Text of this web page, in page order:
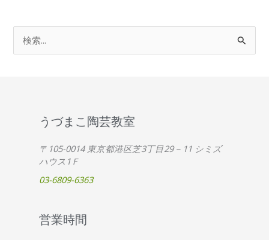
うづまこ陶芸教室
〒105-0014 東京都港区芝3丁目29－11 シミズ
ハウス1Ｆ
03-6809-6363
営業時間